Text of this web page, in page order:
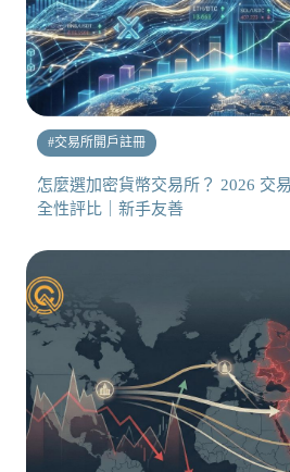
#交易所開戶註冊
怎麼選加密貨幣交易所？ 2026 交
全性評比｜新手友善